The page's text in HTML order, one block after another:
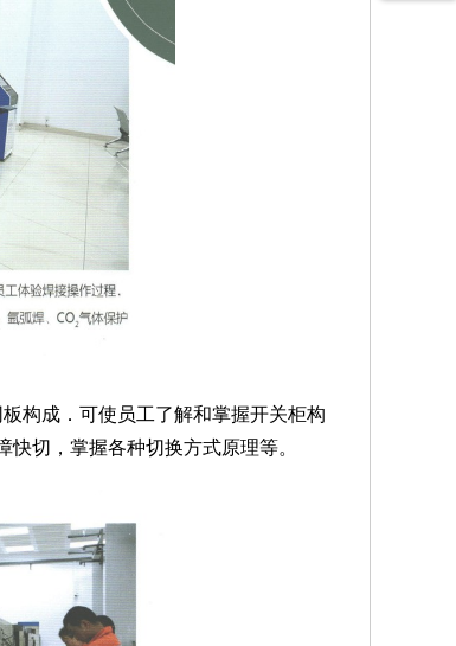
构成．可使员工了解和掌握开关柜构
切，掌握各种切换方式原理等。